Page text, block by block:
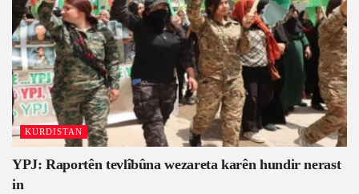
KURDISTAN
YPJ: Raportên tevlîbûna wezareta karên hundir nerast
in